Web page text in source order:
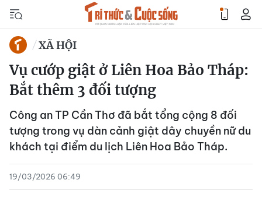
XÃ HỘI
Vụ cướp giật ở Liên Hoa Bảo Tháp:
Bắt thêm 3 đối tượng
Công an TP Cần Thơ đã bắt tổng cộng 8 đối
tượng trong vụ dàn cảnh giật dây chuyền nữ du
khách tại điểm du lịch Liên Hoa Bảo Tháp.
19/03/2026 06:49